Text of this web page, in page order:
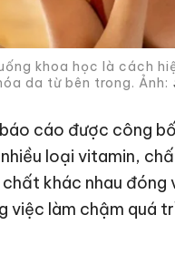
khoa học là cách
da từ bên trong. Ảnh:
cáo được công
loại vitamin,
khác nhau đóng
việc làm chậm quá